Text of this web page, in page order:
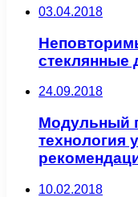
03.04.2018
стеклянные
24.09.2018
Модульный
технология
10.02.2018